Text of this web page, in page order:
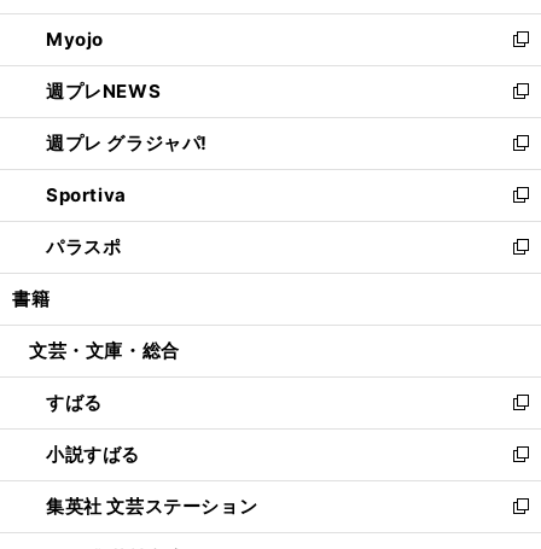
開
く
ウ
で
開
く
ン
ド
ウ
で
開
く
ウ
ィ
ン
ド
ウ
で
開
く
Myojo
新
し
い
ウ
ィ
ン
ド
ウ
で
開
週プレNEWS
新
し
い
ウ
ィ
ン
ド
ウ
開
週プレ グラジャパ!
新
し
い
ウ
ィ
ン
ウ
開
く
Sportiva
新
し
い
ウ
ン
ウ
で
開
く
パラスポ
新
し
ウ
ン
ド
ウ
で
開
く
書籍
文芸・文庫・総合
すばる
新
し
い
ウ
ィ
ン
小説すばる
新
し
い
ウ
集英社 文芸ステーション
新
し